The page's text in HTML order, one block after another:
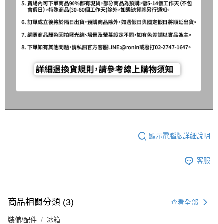
顯示電腦版詳細說明
客服
商品相關分類 (3) 查看全部
裝備/配件 冰箱